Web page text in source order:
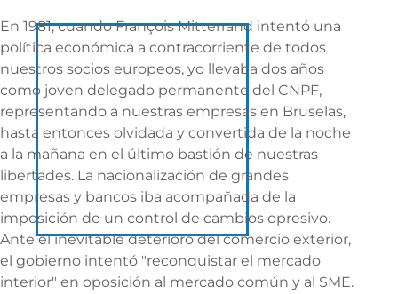
En 1981, cuando François Mitterrand intentó una
política económica a contracorriente de todos
nuestros socios europeos, yo llevaba dos años
como joven delegado permanente del CNPF,
representando a nuestras empresas en Bruselas,
hasta entonces olvidada y convertida de la noche
a la mañana en el último bastión de nuestras
libertades. La nacionalización de grandes
empresas y bancos iba acompañada de la
imposición de un control de cambios opresivo.
Ante el inevitable deterioro del comercio exterior,
el gobierno intentó "reconquistar el mercado
interior" en oposición al mercado común y al SME.